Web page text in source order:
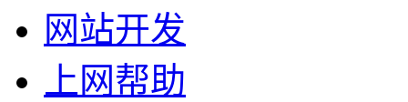
网站开发
上网帮助